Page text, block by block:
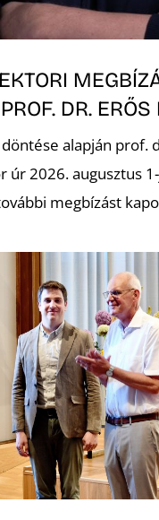
DR. ERŐS
alapján prof.
úr 2026. augusztus
megbízást